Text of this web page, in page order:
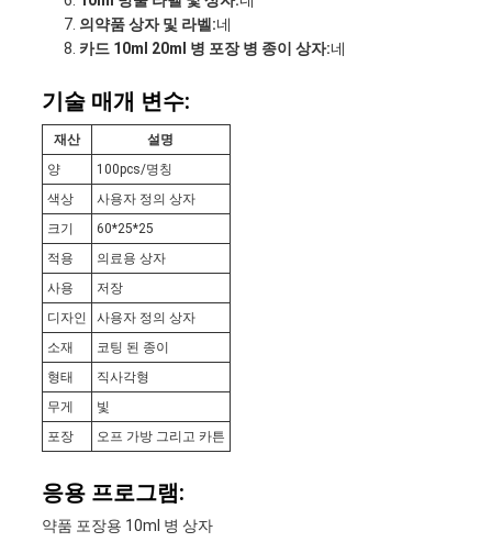
의약품 상자 및 라벨:네
카드 10ml 20ml 병 포장 병 종이 상자:네
기술 매개 변수:
재산
설명
양
100pcs/명칭
색상
사용자 정의 상자
크기
60*25*25
적용
의료용 상자
사용
저장
디자인
사용자 정의 상자
소재
코팅 된 종이
형태
직사각형
무게
빛
포장
오프 가방 그리고 카튼
응용 프로그램:
약품 포장용 10ml 병 상자